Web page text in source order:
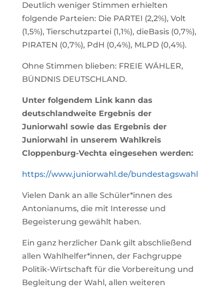
Deutlich weniger Stimmen erhielten
folgende Parteien: Die PARTEI (2,2%), Volt
(1,5%), Tierschutzpartei (1,1%), dieBasis (0,7%),
PIRATEN (0,7%), PdH (0,4%), MLPD (0,4%).
Ohne Stimmen blieben: FREIE WÄHLER,
BÜNDNIS DEUTSCHLAND.
Unter folgendem Link kann das
deutschlandweite Ergebnis der
Juniorwahl sowie das Ergebnis der
Juniorwahl in unserem Wahlkreis
Cloppenburg-Vechta eingesehen werden:
https://www.juniorwahl.de/bundestagswahl
Vielen Dank an alle Schüler*innen des
Antonianums, die mit Interesse und
Begeisterung gewählt haben.
Ein ganz herzlicher Dank gilt abschließend
allen Wahlhelfer*innen, der Fachgruppe
Politik-Wirtschaft für die Vorbereitung und
Begleitung der Wahl, allen weiteren